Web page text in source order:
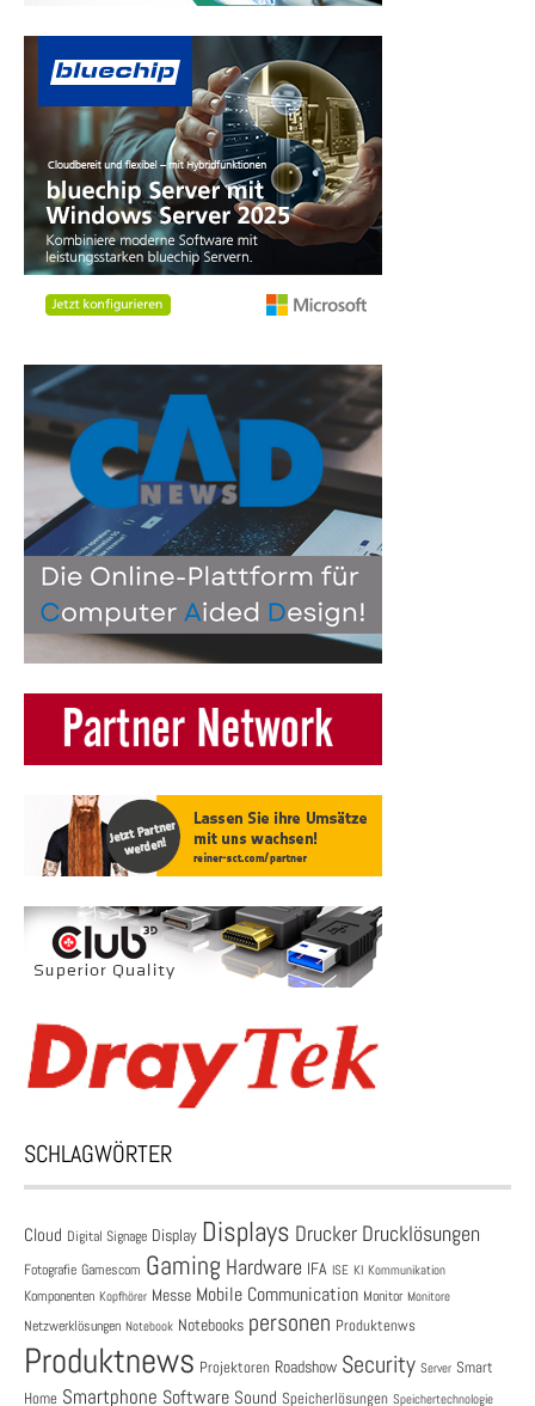
SCHLAGWÖRTER
Cloud Digital Signage Display Displays Drucker Drucklösungen
Fotografie Gamescom Gaming Hardware IFA ISE KI Kommunikation
Komponenten Kopfhörer Messe Mobile Communication Monitor Monitore
Netzwerklösungen Notebook Notebooks personen Produktenws
Produktnews Projektoren Roadshow Security Server Smart
Home Smartphone Software Sound Speicherlösungen Speichertechnologie